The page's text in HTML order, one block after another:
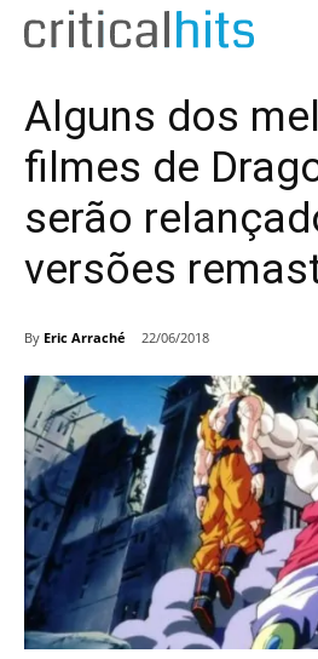
Alguns dos
filmes de
serão
versões
By Eric Arraché 22/06/2018